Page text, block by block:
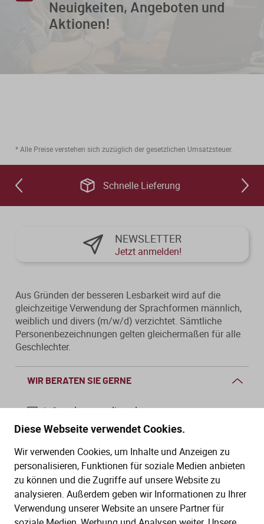
Diese Webseite verwendet Cookies.
Wir verwenden Cookies, um Inhalte und Anzeigen zu
personalisieren, Funktionen für soziale Medien anbieten
zu können und die Zugriffe auf unsere Website zu
analysieren. Außerdem geben wir Informationen zu Ihrer
Verwendung unserer Website an unsere Partner für
Neuigkeiten, Angeboten und
Aktionen!
* Alle Preise verstehen sich zuzüglich der gesetzlichen Umsatzsteuer.
Schnelle Lieferung
WIR BERATEN SIE GERNE
info@dws-medien.de
Mo.–Do. 08:00–16:00 Uhr
Fr. 08:00–13:30 Uhr
SERVICE
NEWSLETTER
Jetzt anmelden!
Aus Gründen der besseren Lesbarkeit wird auf die
gleichzeitige Verwendung der Sprachformen männlich,
weiblich und divers (m/w/d) verzichtet. Sämtliche
Personenbezeichnungen gelten gleichermaßen für alle
Geschlechter.